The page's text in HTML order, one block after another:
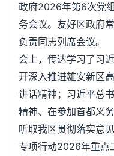
政府2026年第6次党
务会议。友好区政府
负责同志列席会议。
会上，传达学习了习
开深入推进雄安新区
讲话精神；习近平总
精神、在参加首都义
听取我区贯彻落实意
专项行动2026年重点